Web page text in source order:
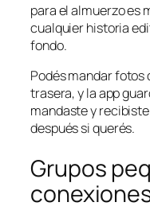
para el almuerzo es
cualquier historia
fondo.
Podés mandar fotos
trasera, y la app
mandaste y
después si querés.
Grupos